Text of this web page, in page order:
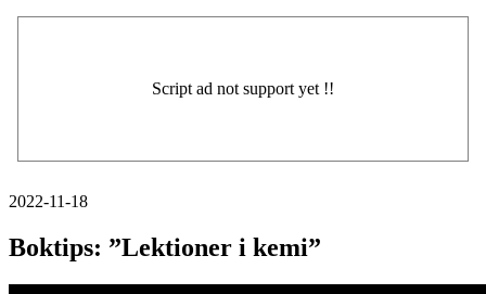
2022-11-18
Boktips: ”Lektioner i kemi”